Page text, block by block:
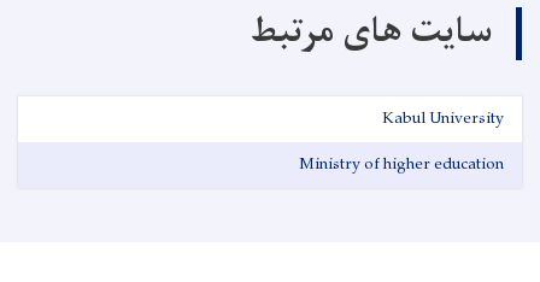
سایت های مرتبط
Kabul University
Ministry of higher education